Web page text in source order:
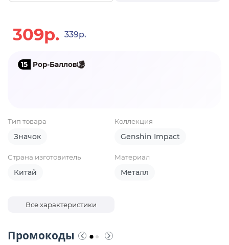
309р. 339р.
15 Pop-Баллов
Тип товара
Значок
Коллекция
Genshin Impact
Страна изготовитель
Китай
Материал
Металл
Все характеристики
Промокоды